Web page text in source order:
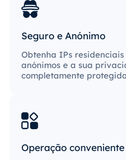
Seguro e Anónimo
Obtenha IPs
anónimos e a sua
completamente
Operação conveniente